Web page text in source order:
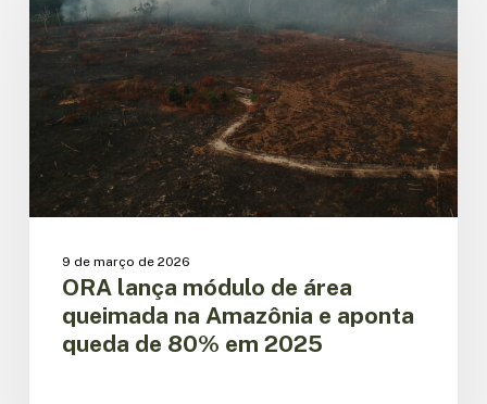
de
área
queimada
na
Amazônia
aponta
queda
9 de março de 2026
ORA lança módulo de área
queimada na Amazônia e aponta
queda de 80% em 2025